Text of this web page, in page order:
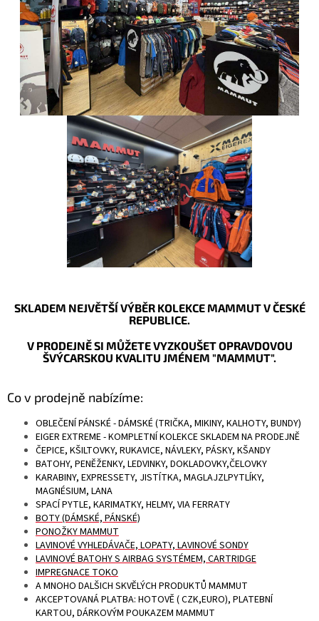
SKLADEM NEJVĚTŠÍ VÝBĚR KOLEKCE MAMMUT V ČESKÉ
REPUBLICE.
V PRODEJNĚ SI MŮŽETE VYZKOUŠET OPRAVDOVOU
ŠVÝCARSKOU KVALITU JMÉNEM "MAMMUT".
Co v prodejně nabízíme:
OBLEČENÍ PÁNSKÉ - DÁMSKÉ (TRIČKA, MIKINY, KALHOTY, BUNDY)
EIGER EXTREME - KOMPLETNÍ KOLEKCE SKLADEM NA PRODEJNĚ
ČEPICE, KŠILTOVKY, RUKAVICE, NÁVLEKY, PÁSKY, KŠANDY
BATOHY, PENĚŽENKY, LEDVINKY, DOKLADOVKY,ČELOVKY
KARABINY, EXPRESSETY, JISTÍTKA, MAGLAJZLPYTLÍKY,
MAGNÉSIUM, LANA
SPACÍ PYTLE, KARIMATKY, HELMY, VIA FERRATY
BOTY (DÁMSKÉ, PÁNSKÉ)
PONOŽKY MAMMUT
LAVINOVÉ VYHLEDÁVAČE, LOPATY, LAVINOVÉ SONDY
LAVINOVÉ BATOHY S AIRBAG SYSTÉMEM, CARTRIDGE
IMPREGNACE TOKO
A MNOHO DALŠICH SKVĚLÝCH PRODUKTŮ MAMMUT
AKCEPTOVANÁ PLATBA: HOTOVĚ ( CZK,EURO), PLATEBNÍ
KARTOU, DÁRKOVÝM POUKAZEM MAMMUT